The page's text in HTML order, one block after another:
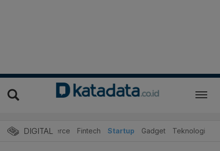
DIGITAL
E-Commerce Fintech Startup Gadget Teknologi